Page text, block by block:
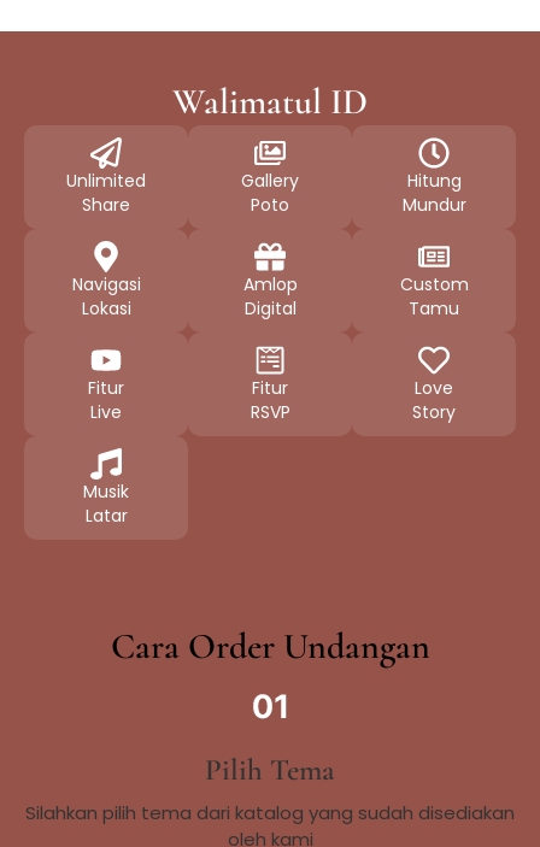
Walimatul ID
Unlimited
Share
Gallery
Poto
Hitung
Mundur
Navigasi
Lokasi
Amlop
Digital
Custom
Tamu
Fitur
Live
Fitur
RSVP
Love
Story
Musik
Latar
Cara Order Undangan
Pilih Tema
Silahkan pilih tema dari katalog yang sudah disediakan
oleh kami